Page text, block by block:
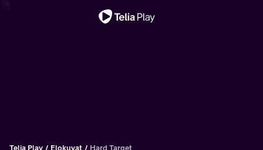
Telia Play Elokuvat Hard Target